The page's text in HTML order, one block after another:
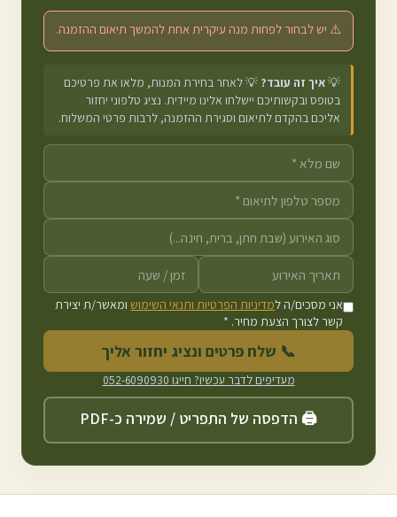
⚠️ יש לבחור לפחות מנה עיקרית אחת להמשך תיאום ההזמנה.
💡איך זה עובד? 💡 לאחר בחירת המנות, מלאו את פרטיכם
בטופס ובקשותיכם יישלחו אלינו מיידית. נציג טלפוני יחזור
אליכם בהקדם לתיאום וסגירת ההזמנה, לרבות פרטי המשלוח.
אני מסכים/ה למדיניות הפרטיות ותנאי השימושומאשר/ת יצירת
קשר לצורך הצעת מחיר. *
📞 שלח פרטים ונציג יחזור אליך
מעדיפים לדבר עכשיו? חייגו 052-6090930
🖨️ הדפסה של התפריט / שמירה כ-PDF